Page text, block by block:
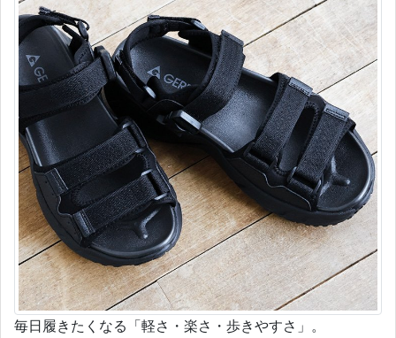
毎日履きたくなる「軽さ・楽さ・歩きやすさ」。